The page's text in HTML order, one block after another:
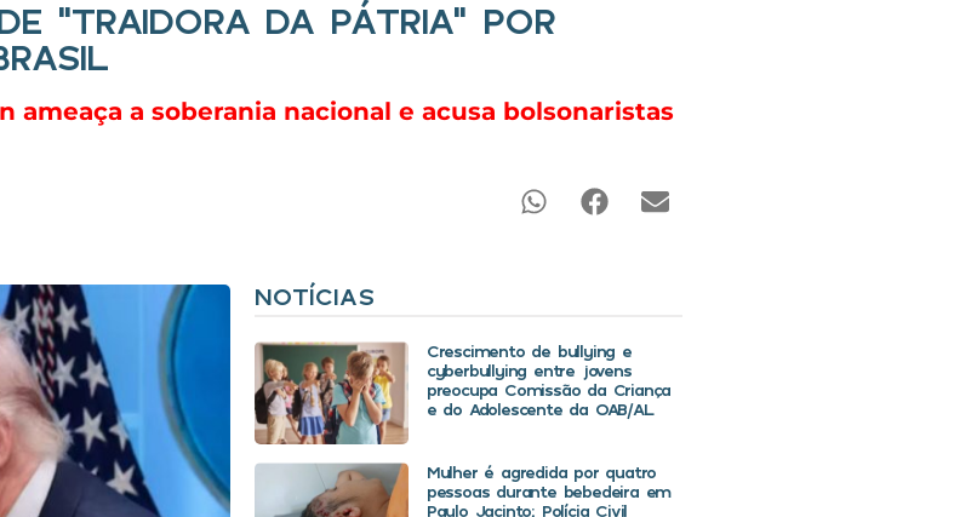
“TRAIDORA DA PÁTRIA” POR
a soberania nacional e acusa bolsonaristas
NOTÍCIAS
Crescimento de bullying e
cyberbullying entre jovens
preocupa Comissão da Criança
e do Adolescente da OAB/AL
Mulher é agredida por quatro
pessoas durante bebedeira em
Paulo Jacinto; Polícia Civil